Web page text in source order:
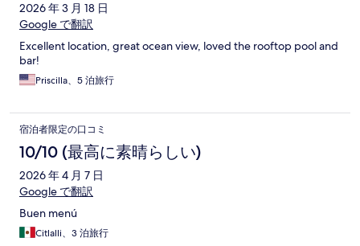
2026 年 3 月 18 日
Google で翻訳
Excellent location, great ocean view, loved the rooftop pool and
bar!
Priscilla、5 泊旅行
宿泊者限定の口コミ
10/10 (最高に素晴らしい)
2026 年 4 月 7 日
Google で翻訳
Buen menú
Citlalli、3 泊旅行